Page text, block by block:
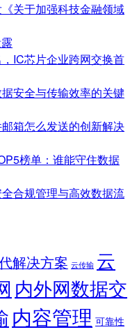
关于加强科技金融领域
IC芯片企业跨网交换首
安全与传输效率的关键
箱怎么发送的创新解决
榜单：谁能守住数据
合规管理与高效数据流
解决方案 云传输 云
内外网数据交
内容管理 可靠性